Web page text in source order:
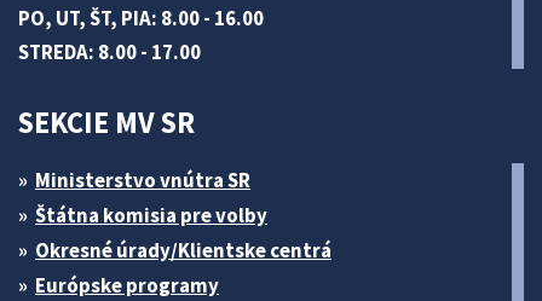
PO, UT, ŠT, PIA: 8.00 - 16.00
STREDA: 8.00 - 17.00
SEKCIE MV SR
Ministerstvo vnútra SR
Štátna komisia pre volby
Okresné úrady/Klientske centrá
Európske programy